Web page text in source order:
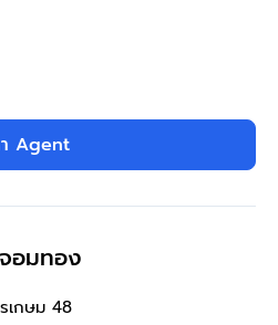
Agent
อมทอง
เกษม 48